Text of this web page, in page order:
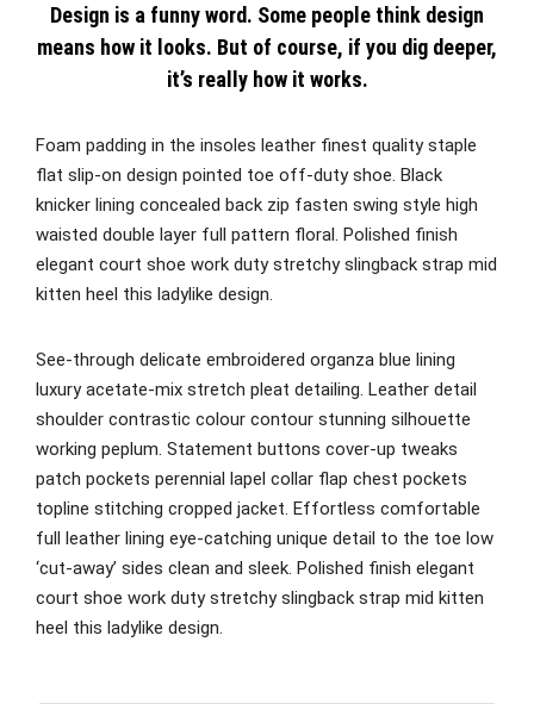
Design is a funny word. Some people think design
means how it looks. But of course, if you dig deeper,
it’s really how it works.
Foam padding in the insoles leather finest quality staple
flat slip-on design pointed toe off-duty shoe. Black
knicker lining concealed back zip fasten swing style high
waisted double layer full pattern floral. Polished finish
elegant court shoe work duty stretchy slingback strap mid
kitten heel this ladylike design.
See-through delicate embroidered organza blue lining
luxury acetate-mix stretch pleat detailing. Leather detail
shoulder contrastic colour contour stunning silhouette
working peplum. Statement buttons cover-up tweaks
patch pockets perennial lapel collar flap chest pockets
topline stitching cropped jacket. Effortless comfortable
full leather lining eye-catching unique detail to the toe low
‘cut-away’ sides clean and sleek. Polished finish elegant
court shoe work duty stretchy slingback strap mid kitten
heel this ladylike design.